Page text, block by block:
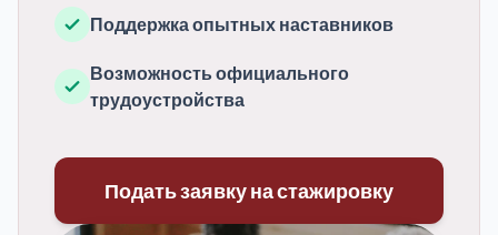
Поддержка опытных наставников
Возможность официального
трудоустройства
Подать заявку на стажировку